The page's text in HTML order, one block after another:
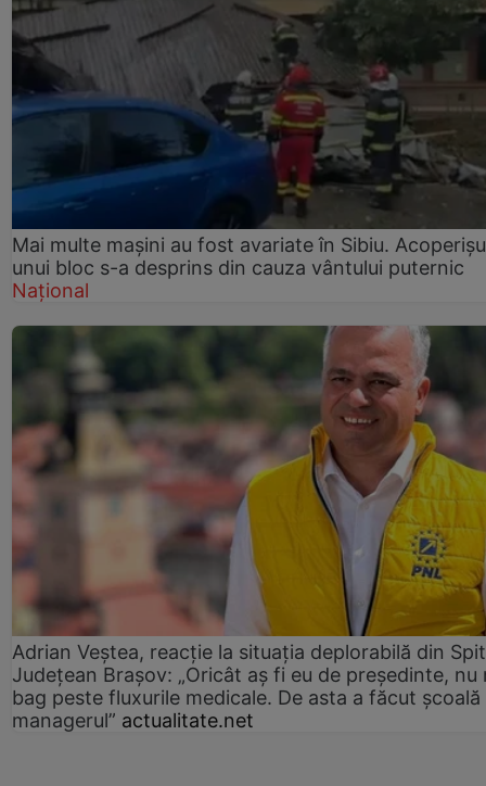
Mai multe mașini au fost avariate în Sibiu.
unui bloc s-a desprins din cauza vântului puternic
Național
Adrian Veștea, reacție la situația deplorabilă din
Județean Brașov: „Oricât aș fi eu de președinte, nu
bag peste fluxurile medicale. De asta a făcut școală
managerul” actualitate.net